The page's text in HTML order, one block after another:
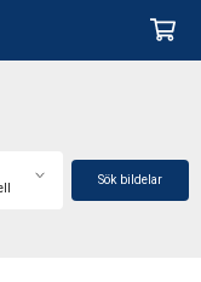
Sök bildelar